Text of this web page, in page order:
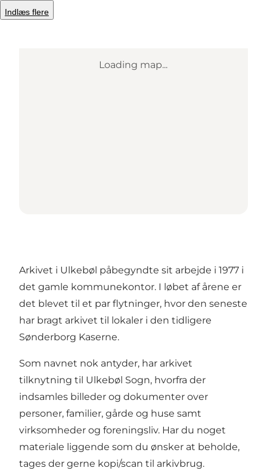
Indlæs flere
Loading map...
Arkivet i Ulkebøl påbegyndte sit arbejde i 1977 i
det gamle kommunekontor. I løbet af årene er
det blevet til et par flytninger, hvor den seneste
har bragt arkivet til lokaler i den tidligere
Sønderborg Kaserne.
Som navnet nok antyder, har arkivet
tilknytning til Ulkebøl Sogn, hvorfra der
indsamles billeder og dokumenter over
personer, familier, gårde og huse samt
virksomheder og foreningsliv. Har du noget
materiale liggende som du ønsker at beholde,
tages der gerne kopi/scan til arkivbrug.